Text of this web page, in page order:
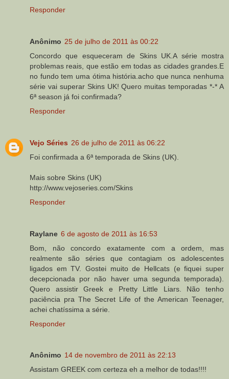
Responder
Anônimo 25 de julho de 2011 às 00:22
Concordo que esqueceram de Skins UK.A série mostra
problemas reais, que estão em todas as cidades grandes.E
no fundo tem uma ótima história.acho que nunca nenhuma
série vai superar Skins UK! Quero muitas temporadas *-* A
6ª season já foi confirmada?
Responder
Vejo Séries 26 de julho de 2011 às 06:22
Foi confirmada a 6ª temporada de Skins (UK).
Mais sobre Skins (UK)
http://www.vejoseries.com/Skins
Responder
Raylane 6 de agosto de 2011 às 16:53
Bom, não concordo exatamente com a ordem, mas
realmente são séries que contagiam os adolescentes
ligados em TV. Gostei muito de Hellcats (e fiquei super
decepcionada por não haver uma segunda temporada).
Quero assistir Greek e Pretty Little Liars. Não tenho
paciência pra The Secret Life of the American Teenager,
achei chatíssima a série.
Responder
Anônimo 14 de novembro de 2011 às 22:13
Assistam GREEK com certeza eh a melhor de todas!!!!